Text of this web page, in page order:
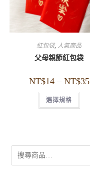
紅包袋, 人氣商品
父母親節紅包袋
NT$14– NT$35
選擇規格